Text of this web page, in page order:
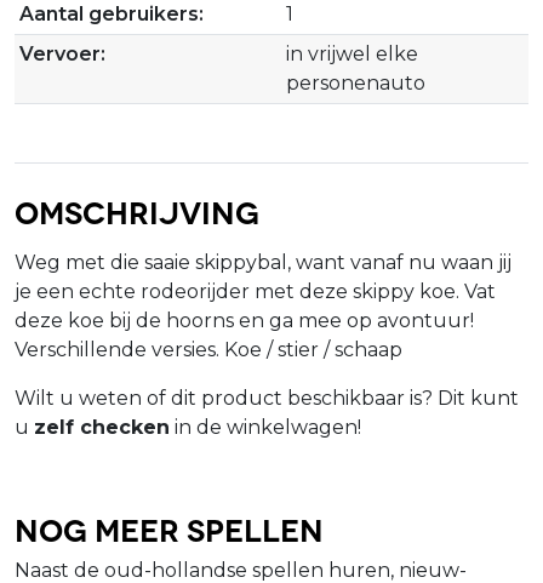
Aantal gebruikers:
1
Vervoer:
in vrijwel elke
personenauto
Omschrijving
Weg met die saaie skippybal, want vanaf nu waan jij
je een echte rodeorijder met deze skippy koe. Vat
deze koe bij de hoorns en ga mee op avontuur!
Verschillende versies. Koe / stier / schaap
Wilt u weten of dit product beschikbaar is? Dit kunt
u zelf checken in de winkelwagen!
Nog meer spellen
Naast de oud-hollandse spellen huren, nieuw-